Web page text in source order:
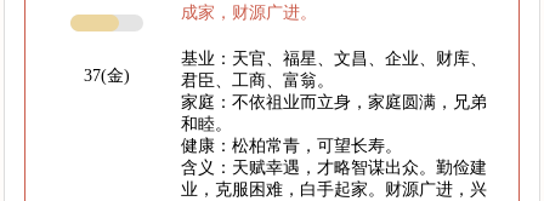
37(金)
成家，财源广进。
基业：天官、福星、文昌、企业、财库、
君臣、工商、富翁。
家庭：不依祖业而立身，家庭圆满，兄弟
和睦。
健康：松柏常青，可望长寿。
含义：天赋幸遇，才略智谋出众。勤俭建
业，克服困难，白手起家。财源广进，兴